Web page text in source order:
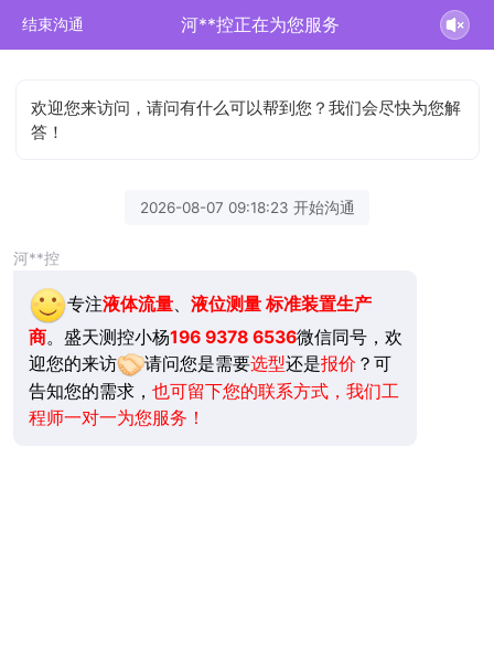
结束沟通 河**控正在为您服务
欢迎您来访问，请问有什么可以帮到您？我们会尽快为您解
答！
2026-08-07 09:18:23 开始沟通
河**控
专注液体流量、 液位测量 标准装置生产
商。盛天测控小杨196 9378 6536微信同号，欢
迎您的来访
请问您是需要选型还是报价 ？可
告知您的需求， 也可留下您的联系方式，我们工
程师一对一为您服务！